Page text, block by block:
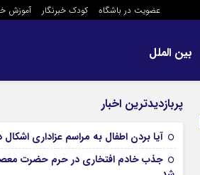
عضویت در باشگاه کودک خبرنگار آموزش
بین الملل
پربازدیدترین اخبار
آیا بردن اطفال به مراسم عزادارى اشکال
جذب خادم افتخاری در حرم حضرت